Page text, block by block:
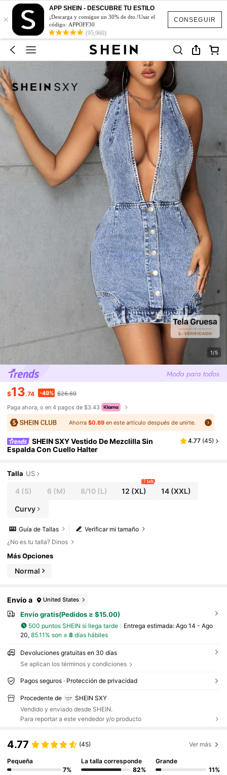
CONSEGUIR
×
APP SHEIN - DESCUBRE TU ESTILO
¡Descarga y consigue un 30% de dto.!Usar el
código: APPOFF30
(95,960)
1/5
$13.74 -49% $26.69
Paga ahora, o en 4 pagos de $3.43
Ahorra $0.69en este artículo después de unirte.
SHEIN SXY Vestido De Mezclilla Sin
Espalda Con Cuello Halter
4.77 (45)
Talla US
4 (S) 6 (M) 8/10(L) 12 (XL)
7 left
14 (XXL)
Curvy
Verificar mi tamaño
Guía de Tallas
¿No es tu talla? Dinos
Más Opciones
Normal
Envío a United States
Envío gratis(Pedidos ≥ $15.00)
500 puntos SHEIN si llega tarde Entrega estimada: Ago 14 - Ago
20, 85.11% son ≤ 8días hábiles
Devoluciones gratuitas en 30 días
Se aplican los términos y condiciones
Pagos seguros · Protección de privacidad
Procedente de
SHEIN SXY
Vendido y enviado desde SHEIN.
Para reportar a este vendedor y/o producto
4.77 (45) Ver más
Pequeña
7%
La talla corresponde
82%
Grande
11%